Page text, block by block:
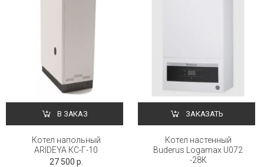
В ЗАКАЗ
Котел напольный
ARIDEYA КС-Г-10
27 500 р.
ЗАКАЗАТЬ
Котел настенный
Buderus Logamax U072
-28К